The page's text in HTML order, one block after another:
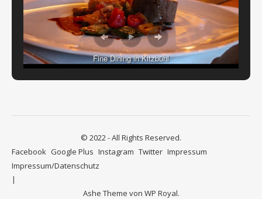
Fine Dining in Kitzbühl
© 2022 - All Rights Reserved.
Facebook Google Plus Instagram Twitter Impressum
Impressum/Datenschutz
Ashe Theme von WP Royal.